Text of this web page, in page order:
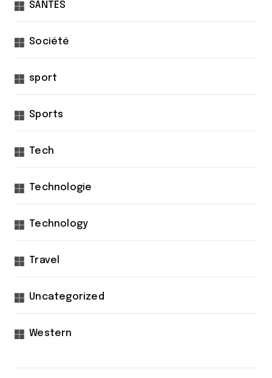
SANTÉS
Société
sport
Sports
Tech
Technologie
Technology
Travel
Uncategorized
Western